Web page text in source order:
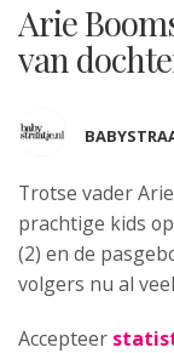
Arie
van
Trotse vader
prachtige kids
(2) en de
volgers nu al
Accepteer